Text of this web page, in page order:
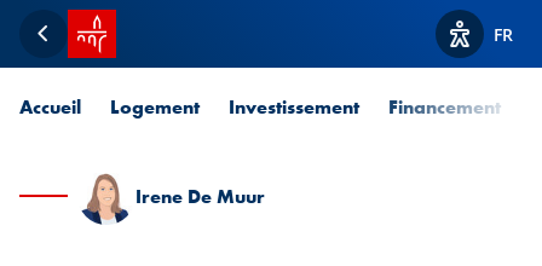
Retour
Accueil SPUERKEESS
Afficher
FR
Accueil Logement Investissement Financement
Irene De Muur